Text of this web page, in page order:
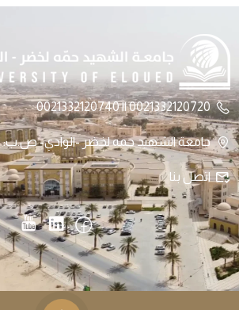
0021332120720 || 0021332120740
جامعة الشهيد حمه لخضر -الوادي- ص.ب: 789 الوادي الجزائر
اتصل بنا